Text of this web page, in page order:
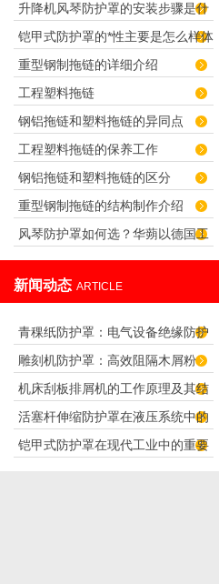
升降机风琴防护罩的安装步骤是什
么？
铠甲式防护罩的*性主要是怎么样体
现出来的
重型钢制拖链的详细介绍
工程塑料拖链
钢铝拖链和塑料拖链的异同点
工程塑料拖链的保养工作
钢铝拖链和塑料拖链的区分
重型钢制拖链的结构制作介绍
风琴防护罩如何选？华蒴以德国工
新闻动态 ARTICLE
青稞纸防护罩：电气设备绝缘防护
专用方案
雕刻机防护罩：高效阻隔木屑粉
尘，守护设备精度与安全
机床刮板排屑机的工作原理及其结
构分析
活塞杆伸缩防护罩在液压系统中的
应用
铠甲式防护罩在现代工业中的重要